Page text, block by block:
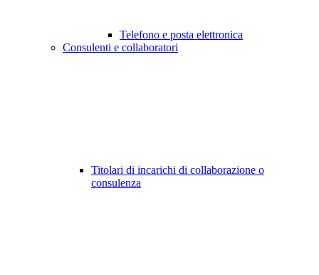
Telefono e posta elettronica
Consulenti e collaboratori
Titolari di incarichi di collaborazione o
consulenza